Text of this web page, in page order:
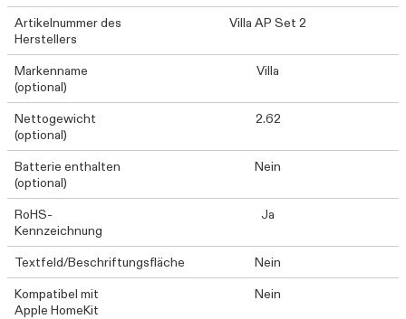
Artikelnummer des
Herstellers
Villa AP Set 2
Markenname
(optional)
Villa
Nettogewicht
(optional)
2.62
Batterie enthalten
(optional)
Nein
RoHS-
Kennzeichnung
Ja
Textfeld/Beschriftungsfläche
Nein
Kompatibel mit
Apple HomeKit
Nein